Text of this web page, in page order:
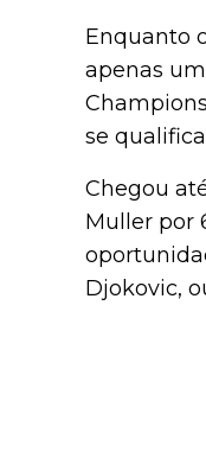
Enquanto
apenas
se
Chegou
Muller por
Djokovic,